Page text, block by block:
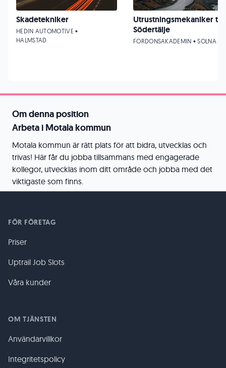
Om denna position
Arbeta i Motala kommun
Motala kommun är rätt plats för att bidra, utvecklas och
trivas! Här får du jobba tillsammans med engagerade
kollegor, utvecklas inom ditt område och jobba med det
viktigaste som finns.
Skadetekniker
HEDIN AUTOMOTIVE •
HALMSTAD
Utrustningsmekaniker till
Södertälje
FORDONSAKADEMIN • SOLNA
FÖR FÖRETAG
Priser
Uptrail Job Slots
Våra kunder
OM TJÄNSTEN
Användarvillkor
Integritetspolicy